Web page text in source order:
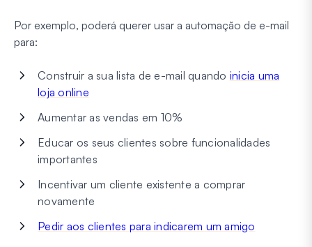
Por exemplo, poderá querer usar a automação de e-mail
para:
Construir a sua lista de e-mail quando inicia uma
loja online
Aumentar as vendas em 10%
Educar os seus clientes sobre funcionalidades
importantes
Incentivar um cliente existente a comprar
novamente
Pedir aos clientes para indicarem um amigo